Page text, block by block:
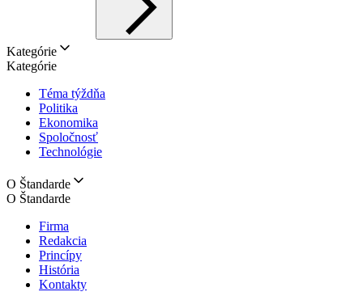
Kategórie
Kategórie
Téma týždňa
Politika
Ekonomika
Spoločnosť
Technológie
O Štandarde
O Štandarde
Firma
Redakcia
Princípy
História
Kontakty